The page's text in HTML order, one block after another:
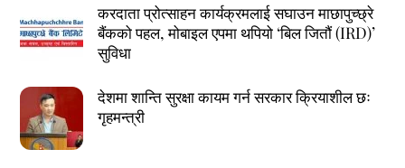
करदाता प्रोत्साहन कार्यक्रमलाई सघाउन माछापुच्छ्रे
बैंकको पहल, मोबाइल एपमा थपियो ‘बिल जितौं (IRD)’
सुविधा
देशमा शान्ति सुरक्षा कायम गर्न सरकार क्रियाशील छः
गृहमन्त्री